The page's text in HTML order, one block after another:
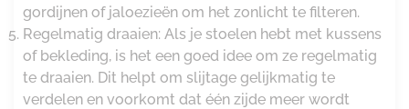
gordijnen of jaloezieën om het zonlicht te filteren.
Regelmatig draaien: Als je stoelen hebt met kussens
of bekleding, is het een goed idee om ze regelmatig
te draaien. Dit helpt om slijtage gelijkmatig te
verdelen en voorkomt dat één zijde meer wordt